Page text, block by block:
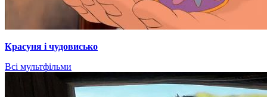
Красуня і чудовисько
Всі мультфільми